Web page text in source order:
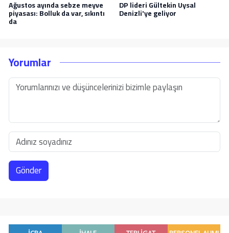
Ağustos ayında sebze meyve
piyasası: Bolluk da var, sıkıntı
da
DP lideri Gültekin Uysal
Denizli'ye geliyor
Yorumlar
Gönder